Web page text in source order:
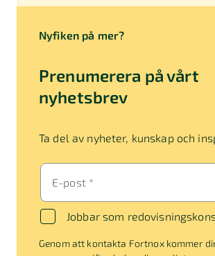
Nyfiken på mer?
Prenumerera på vårt
nyhetsbrev
Ta del av nyheter, kunskap och
E-post *
Jobbar som
Genom att kontakta Fortnox kommer